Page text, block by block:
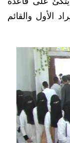
الأول والقائم